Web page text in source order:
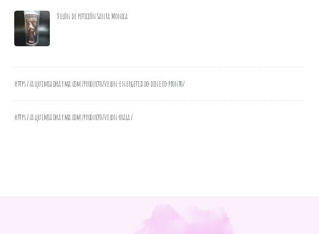
Velón de petición Santa Monica
https://alquimiadharma.com/producto/velon-energetizado-dinero-pronto/
https://alquimiadharma.com/producto/velon-oxala/